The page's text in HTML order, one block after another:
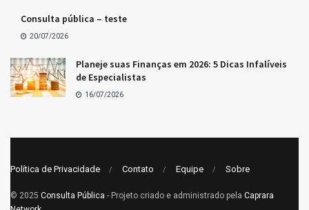
Consulta pública – teste
20/07/2026
Planeje suas Finanças em 2026: 5 Dicas Infalíveis
de Especialistas
16/07/2026
Política de Privacidade Contato Equipe Sobre
© 2025 Consulta Pública - Projeto criado e administrado pela Caprara